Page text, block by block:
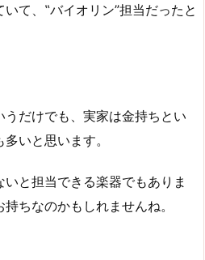
て、‟バイオリン”担当だったと
だけでも、実家は金持ちとい
いと思います。
と担当できる楽器でもありま
ちなのかもしれませんね。